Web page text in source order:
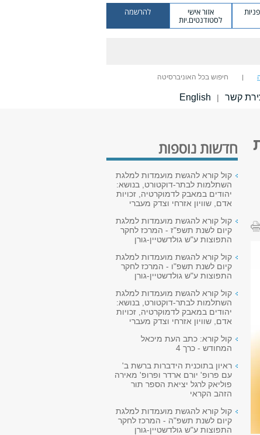
אזור אישי
לסטודנטים.יות
להרשמה
חיפוש בכל האוניברסיטה
קשר |
English
חדשות נוספות
קול קורא להגשת מועמדות למלגת
השתלמות לבתר-דוקטורט, בנושא:
יהודים במאבק לדמוקרטיה, זכויות
אדם, שוויון אזרחי וצדק מעברי
קול קורא להגשת מועמדות למלגת
קיום לשנת תשפ"ז - המרכז לחקר
התפוצות ע"ש גולדשטיין-גורן
קול קורא להגשת מועמדות למלגת
קיום לשנת תשפ"ו - המרכז לחקר
התפוצות ע"ש גולדשטיין-גורן
קול קורא להגשת מועמדות למלגת
השתלמות לבתר-דוקטורט, בנושא:
יהודים במאבק לדמוקרטיה, זכויות
אדם, שוויון אזרחי וצדק מעברי
קול קורא: כתב העת מיכאל
המחודש - כרך 4
ראיון בתוכנית הידברות ברשת ב'
עם פרופ' יורם ארדר ופרופ' מאירה
פוליאק לרגל יציאת הספר תור
הזהב הקראי
קול קורא להגשת מועמדות למלגת
קיום לשנת תשפ"ה - המרכז לחקר
התפוצות ע"ש גולדשטיין-גורן